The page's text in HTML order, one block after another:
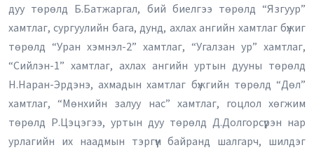
дуу төрөлд Б.Батжаргал, бий биелгээ төрөлд “Язгуур”
хамтлаг, сургуулийн бага, дунд, ахлах ангийн хамтлаг бүжиг
төрөлд “Уран хэмнэл-2” хамтлаг, “Угалзан ур” хамтлаг,
“Сийлэн-1” хамтлаг, ахлах ангийн уртын дууны төрөлд
Н.Наран-Эрдэнэ, ахмадын хамтлаг бүжгийн төрөлд “Дөл”
хамтлаг, “Мөнхийн залуу нас” хамтлаг, гоцлол хөгжим
төрөлд Р.Цэцэгээ, уртын дуу төрөлд Д.Долгорсүрэн нар
урлагийн их наадмын тэргүүн байранд шалгарч, шилдэг